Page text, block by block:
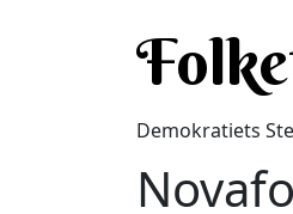
Demokratiets